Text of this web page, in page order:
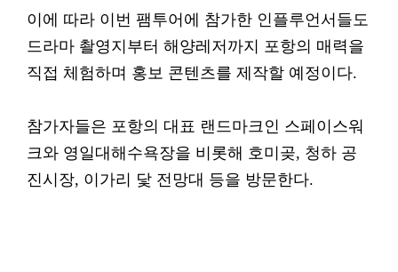
이에 따라 이번 팸투어에 참가한 인플루언서들도
드라마 촬영지부터 해양레저까지 포항의 매력을
직접 체험하며 홍보 콘텐츠를 제작할 예정이다.
참가자들은 포항의 대표 랜드마크인 스페이스워
크와 영일대해수욕장을 비롯해 호미곶, 청하 공
진시장, 이가리 닻 전망대 등을 방문한다.